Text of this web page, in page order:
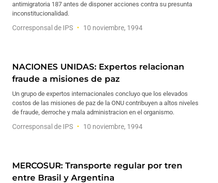
antimigratoria 187 antes de disponer acciones contra su presunta
inconstitucionalidad.
Corresponsal de IPS 10 noviembre, 1994
NACIONES UNIDAS: Expertos relacionan
fraude a misiones de paz
Un grupo de expertos internacionales concluyo que los elevados
costos de las misiones de paz de la ONU contribuyen a altos niveles
de fraude, derroche y mala administracion en el organismo.
Corresponsal de IPS 10 noviembre, 1994
MERCOSUR: Transporte regular por tren
entre Brasil y Argentina